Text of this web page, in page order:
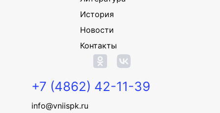
История
Новости
Контакты
+7 (4862) 42-11-39
info@vniispk.ru